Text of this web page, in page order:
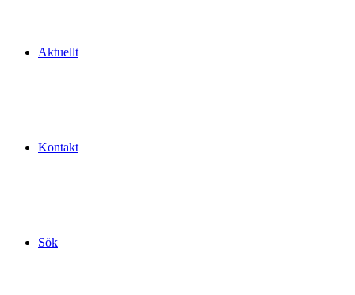
Aktuellt
Kontakt
Sök